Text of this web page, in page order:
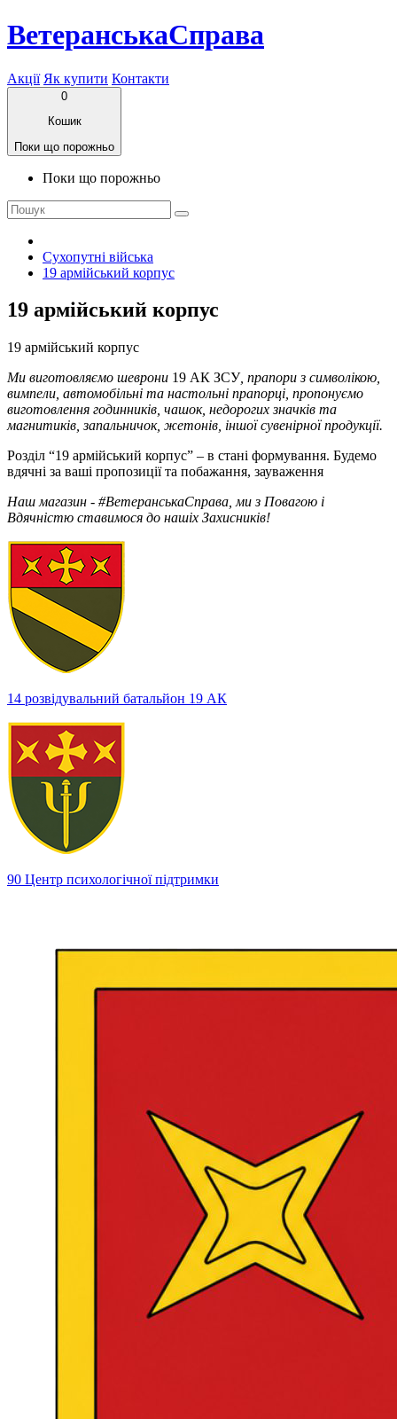
ВетеранськаСправа
Акції Як купити Контакти
0
Кошик
Поки що порожньо
Поки що порожньо
Сухопутні війська
19 армійський корпус
19 армійський корпус
19 армійський корпус
Ми виготовляємо шеврони 19 АК ЗСУ, прапори з символікою,
вимпели, автомобільні та настольні прапорці, пропонуємо
виготовлення годинників, чашок, недорогих значків та
магнитиків, запальничок, жетонів, іншої сувенірної продукції.
Розділ “19 армійський корпус” – в стані формування. Будемо
вдячні за ваші пропозиції та побажання, зауваження
Наш магазин - #ВетеранськаСправа, ми з Повагою і
Вдячністю ставимося до нашіх Захисників!
14 розвідувальний батальйон 19 АК
90 Центр психологічної підтримки